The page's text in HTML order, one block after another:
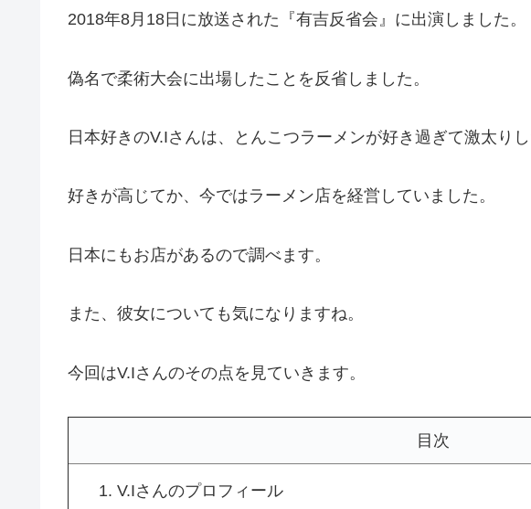
2018年8月18日に放送された『有吉反省会』に出演しました。
偽名で柔術大会に出場したことを反省しました。
日本好きのV.Iさんは、とんこつラーメンが好き過ぎて激太りし
好きが高じてか、今ではラーメン店を経営していました。
日本にもお店があるので調べます。
また、彼女についても気になりますね。
今回はV.Iさんのその点を見ていきます。
目次
V.Iさんのプロフィール